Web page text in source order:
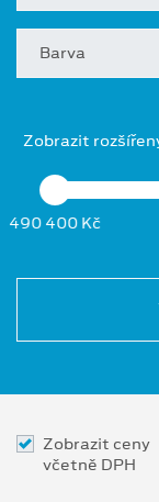
Barva
Zobrazit
490 400 Kč
Zobrazit ceny
včetně DPH